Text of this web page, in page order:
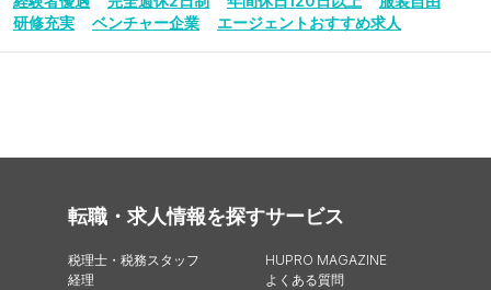
研修充実
ベンチャー企業 エージェントおすすめ求人
転職・求人情報を探す
税理士・税務スタッフ
経理
サービス
HUPRO MAGAZINE
よくある質問